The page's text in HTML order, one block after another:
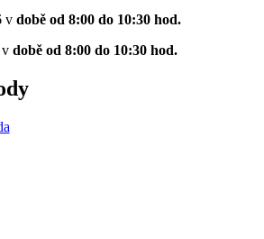
vdobě od 8:00 do 10:30 hod.
době od 8:00 do 10:30 hod.